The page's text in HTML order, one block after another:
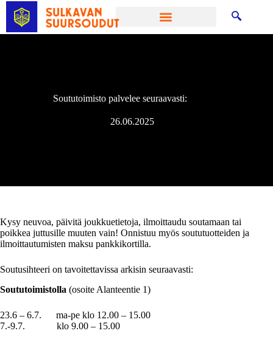
Soututoimisto palvelee seuraavasti:
26.06.2025
Kysy neuvoa, päivitä joukkuetietoja, ilmoittaudu soutamaan tai
poikkea juttusille muuten vain! Onnistuu myös soututuotteiden ja
ilmoittautumisten maksu pankkikortilla.
Soutusihteeri on tavoitettavissa arkisin seuraavasti:
Soututoimistolla (osoite Alanteentie 1)
23.6 – 6.7. ma-pe klo 12.00 – 15.00
7.-9.7. klo 9.00 – 15.00